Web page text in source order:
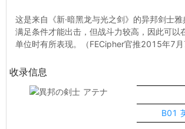
这是来自《新·暗黑龙与光之剑》的异邦剑士
满足条件才能出击，但战斗力较高，因此可以
单位时有所表现。（FECipher官推2015年7月
收录信息
B01